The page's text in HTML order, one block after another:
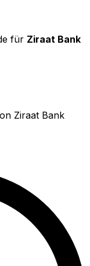
für Ziraat Bank
Ziraat Bank